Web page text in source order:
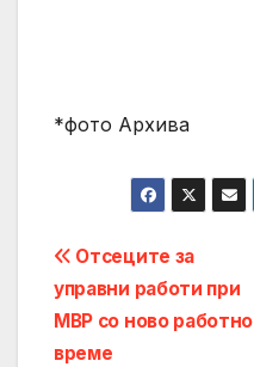
*фото Архива
Post
navigation
Отсеците за
управни работи при
МВР со ново работно
време